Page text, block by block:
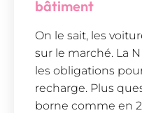
bâtiment
On le sait, les
sur le marché. La
les obligations
recharge. Plus
borne comme en